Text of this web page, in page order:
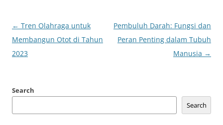
Post
navigation
← Tren Olahraga untuk
Membangun Otot di Tahun
2023
Pembuluh Darah: Fungsi dan
Peran Penting dalam Tubuh
Manusia →
Search
Search